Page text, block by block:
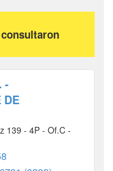
-
DE
139 - 4P - Of.C -